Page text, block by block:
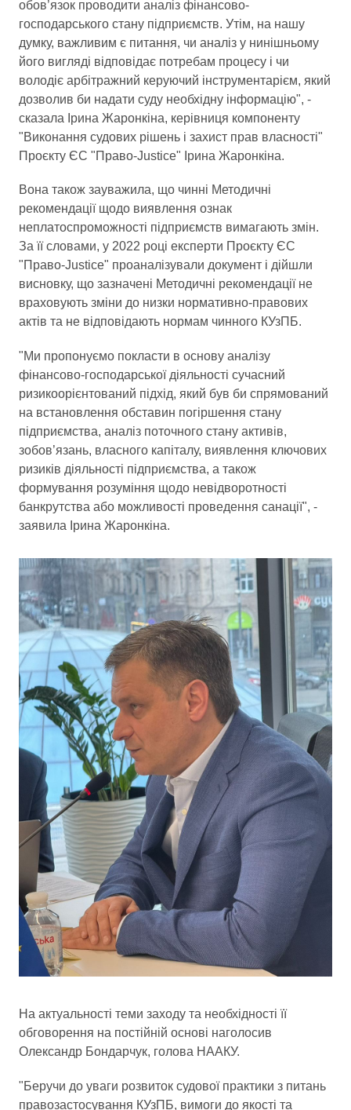
обов’язок проводити аналіз фінансово-
господарського стану підприємств. Утім, на нашу
думку, важливим є питання, чи аналіз у нинішньому
його вигляді відповідає потребам процесу і чи
володіє арбітражний керуючий інструментарієм, який
дозволив би надати суду необхідну інформацію", -
сказала Ірина Жаронкіна, керівниця компоненту
"Виконання судових рішень і захист прав власності"
Проєкту ЄС "Право-Justice" Ірина Жаронкіна.
Вона також зауважила, що чинні Методичні
рекомендації щодо виявлення ознак
неплатоспроможності підприємств вимагають змін.
За її словами, у 2022 році експерти Проєкту ЄС
"Право-Justice" проаналізували документ і дійшли
висновку, що зазначені Методичні рекомендації не
враховують зміни до низки нормативно-правових
актів та не відповідають нормам чинного КУзПБ.
"Ми пропонуємо покласти в основу аналізу
фінансово-господарської діяльності сучасний
ризикоорієнтований підхід, який був би спрямований
на встановлення обставин погіршення стану
підприємства, аналіз поточного стану активів,
зобов’язань, власного капіталу, виявлення ключових
ризиків діяльності підприємства, а також
формування розуміння щодо невідворотності
банкрутства або можливості проведення санації", -
заявила Ірина Жаронкіна.
На актуальності теми заходу та необхідності її
обговорення на постійній основі наголосив
Олександр Бондарчук, голова НААКУ.
"Беручи до уваги розвиток судової практики з питань
правозастосування КУзПБ, вимоги до якості та